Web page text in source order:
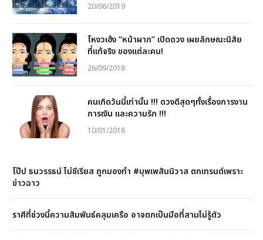
20/06/2019
โหงวเฮ้ง “หน้าผาก” เปิดดวง เผยลักษณะนิสัย
ที่แท้จริง ของแต่ละคน!
26/09/2018
คนเกิดวันนี้เท่านั้น !!! ดวงดีสุดๆทั้งเรื่องการงาน
การเงิน และความรัก !!!
10/01/2018
โป๊ป ธนวรรธน์ ไม่ซีเรียส ถูกมองทำ #บุพเพสันนิวาส ตกเทรนด์เพราะ
ข่าวฉาว
ราศีที่ช่วงนี้ความสัมพันธ์คลุมเครือ อาจตกเป็นมือที่สามไม่รู้ตัว